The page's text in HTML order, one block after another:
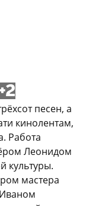
+2
песен, а
кинолентам,
Работа
Леонидом
культуры.
мастера